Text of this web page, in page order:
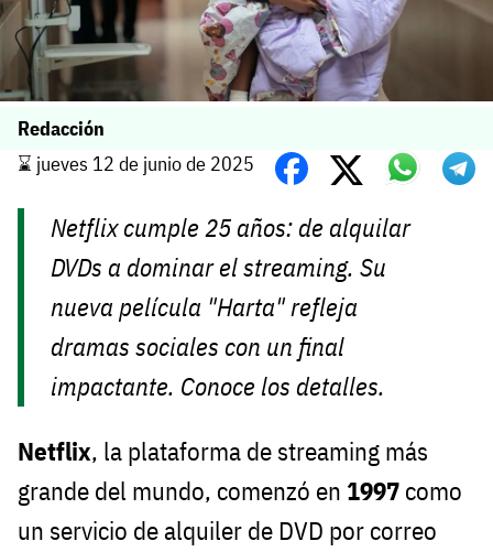
Redacción
⌛️ jueves 12 de junio de 2025
Netflix cumple 25 años: de alquilar
DVDs a dominar el streaming. Su
nueva película "Harta" refleja
dramas sociales con un final
impactante. Conoce los detalles.
Netflix, la plataforma de streaming más
grande del mundo, comenzó en 1997 como
un servicio de alquiler de DVD por correo